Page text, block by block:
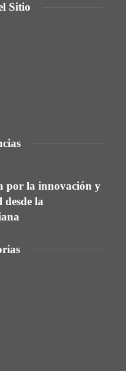
Sitio
por la innovación y
la